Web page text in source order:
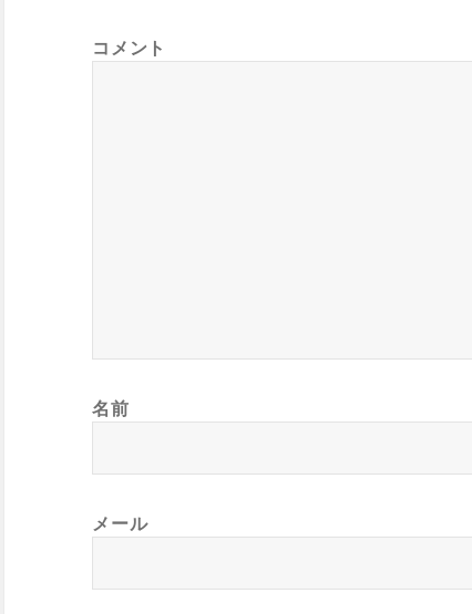
コメント
名前
メール